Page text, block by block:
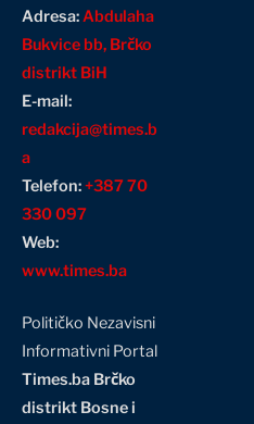
Adresa:Abdulaha
Bukvice bb, Brčko
distrikt BiH
E-mail:
redakcija@times.b
a
Telefon:+387 70
330 097
Web:
www.times.ba
Političko Nezavisni
Informativni Portal
Times.ba Brčko
distrikt Bosne i